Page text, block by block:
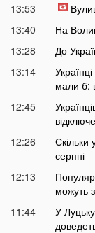
13:53
13:40
На
13:28
До
13:14
мали б:
12:45
12:26
Скільки
серпні
12:13
можуть
11:44
У